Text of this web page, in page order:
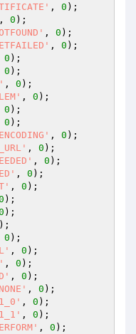
, 0 );
, 0 );
, 0 );
, 0 );
0 );
0 );
, 0 );
, 0 );
0 );
0 );
, 0 );
, 0 );
, 0 );
, 0 );
, 0 );
);
);
);
0 );
, 0 );
, 0 );
, 0 );
, 0 );
, 0 );
, 0 );
, 0 );